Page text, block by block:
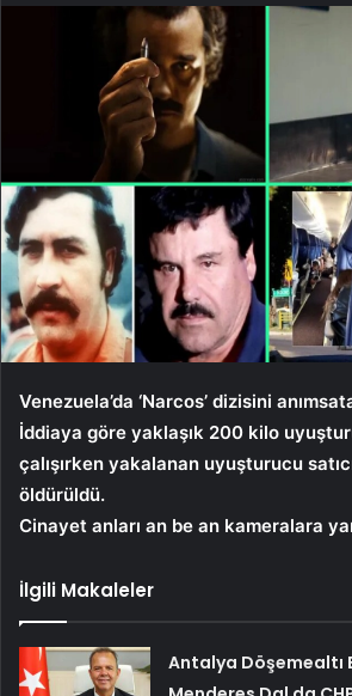
Venezuela’da ‘Narcos’ dizisini
İddiaya göre yaklaşık 200 kilo
çalışırken yakalanan uyuşturucu
öldürüldü.
Cinayet anları an be an kameralara
İlgili Makaleler
Antalya Döşemealtı